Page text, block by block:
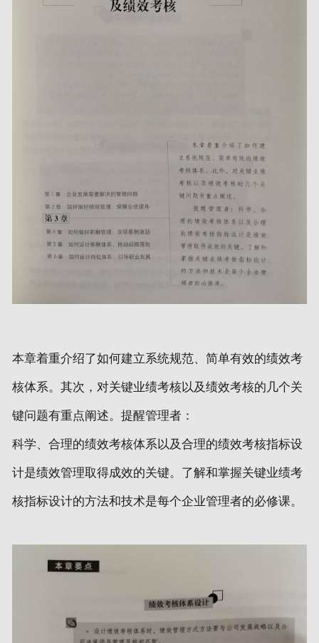
本章着重介绍了如何建立系统规范、简单有效的绩效考
核体系。其次，对关键业绩考核以及绩效考核的几个关
键问题有重点阐述。提醒管理者：
科学、合理的绩效考核体系以及合理的绩效考核指标设
计是绩效管理取得成效的关键。了解和掌握关键业绩考
核指标设计的方法和技术是每个企业管理者的必修课。